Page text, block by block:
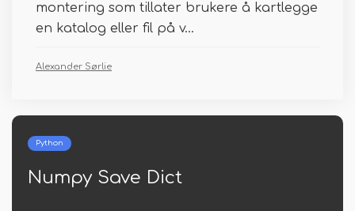
montering som tillater brukere å kartlegge
en katalog eller fil på v...
Alexander Sørlie
Python Math Exp